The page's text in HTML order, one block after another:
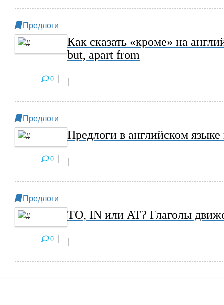
Предлоги
Как сказать «кроме» на
but, apart from
0
Предлоги
Предлоги в английском
0
Предлоги
TO, IN или AT? Глаголы
0